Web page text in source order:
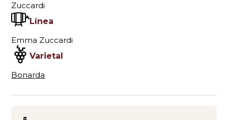
Zuccardi
Línea
Emma Zuccardi
Varietal
Bonarda